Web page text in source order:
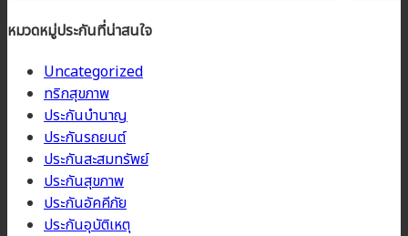
หมวดหมู่ประกันที่น่าสนใจ
Uncategorized
ทริกสุขภาพ
ประกันบำนาญ
ประกันรถยนต์
ประกันสะสมทรัพย์
ประกันสุขภาพ
ประกันอัคคีภัย
ประกันอุบัติเหตุ